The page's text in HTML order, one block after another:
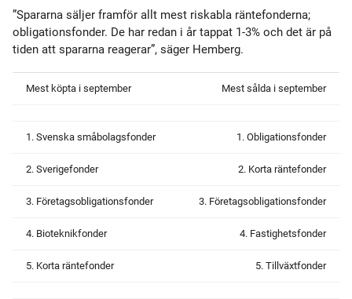
”Spararna säljer framför allt mest riskabla räntefonderna;
obligationsfonder. De har redan i år tappat 1-3% och det är på
tiden att spararna reagerar”, säger Hemberg.
Mest köpta i september Mest sålda i september
1. Svenska småbolagsfonder 1. Obligationsfonder
2. Sverigefonder 2. Korta räntefonder
3. Företagsobligationsfonder 3. Företagsobligationsfonder
4. Bioteknikfonder 4. Fastighetsfonder
5. Korta räntefonder 5. Tillväxtfonder